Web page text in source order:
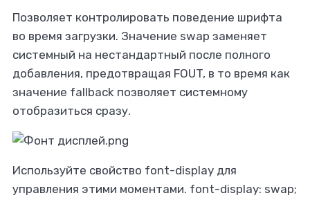
Позволяет контролировать поведение шрифта
во время загрузки. Значение swap заменяет
системный на нестандартный после полного
добавления, предотвращая FOUT, в то время как
значение fallback позволяет системному
отобразиться сразу.
Используйте свойство font-display для
управления этими моментами. font-display: swap;